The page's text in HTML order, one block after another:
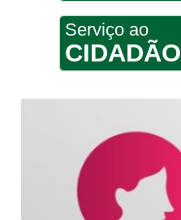
Serviço ao
CIDADÃO